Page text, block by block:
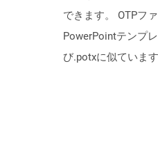
できます。 OTPフ
PowerPointテンプ
び.potxに似ています